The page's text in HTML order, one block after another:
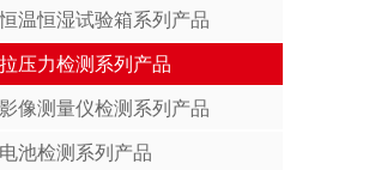
恒温恒湿试验箱系列产品
拉压力检测系列产品
影像测量仪检测系列产品
电池检测系列产品